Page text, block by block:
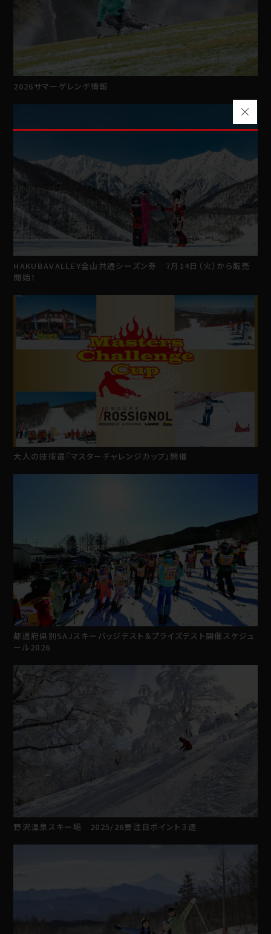
2026サマーゲレンデ情報
HAKUBAVALLEY全山共通シーズン券 7月14日（火）から販売
開始！
大人の技術選『マスターチャレンジカップ』開催
都道府県別SAJスキーバッジテスト＆プライズテスト開催スケジュ
ール2026
野沢温泉スキー場 2025/26要注目ポイント３選